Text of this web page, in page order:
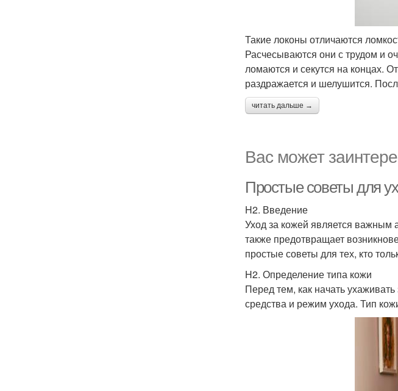
Такие локоны отличаются
Расчесываются они с трудом и
ломаются и секутся на концах.
раздражается и шелушится.
читать дальше →
Вас может
Простые советы для
H2. Введение
Уход за кожей является важным
также предотвращает
простые советы для тех, кто
H2. Определение типа кожи
Перед тем, как начать
средства и режим ухода. Тип